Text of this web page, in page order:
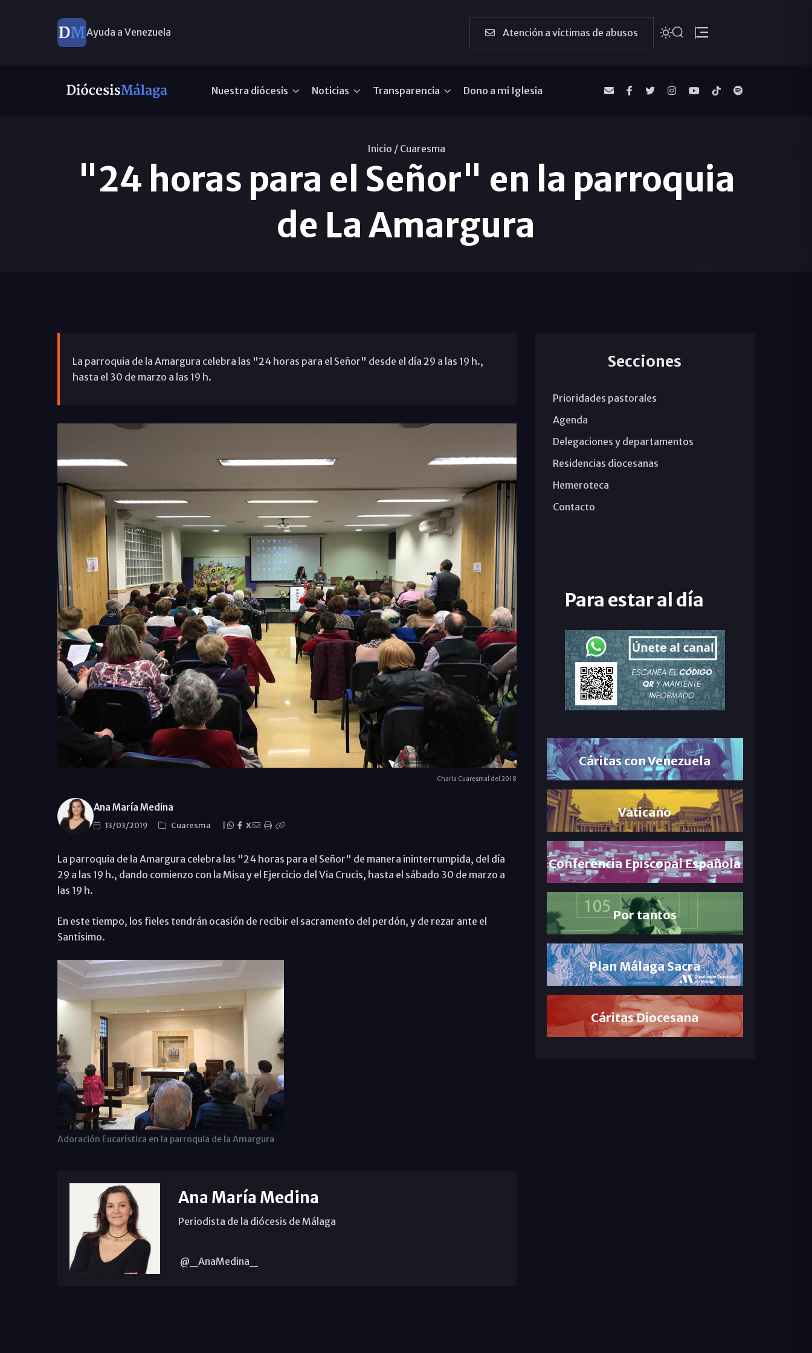
Ayuda a Venezuela Atención a víctimas de abusos
Nuestra diócesis Noticias Transparencia Dono a mi Iglesia
Inicio / Cuaresma
"24 horas para el Señor" en la parroquia
de La Amargura
La parroquia de la Amargura celebra las "24 horas para el Señor" desde el día 29 a las 19 h.,
hasta el 30 de marzo a las 19 h.
Charla Cuaresmal del 2018
Ana María Medina
13/03/2019 Cuaresma X
La parroquia de la Amargura celebra las "24 horas para el Señor" de manera ininterrumpida, del día
29 a las 19 h., dando comienzo con la Misa y el Ejercicio del Via Crucis, hasta el sábado 30 de marzo a
las 19 h.
En este tiempo, los fieles tendrán ocasión de recibir el sacramento del perdón, y de rezar ante el
Santísimo.
Adoración Eucarística en la parroquia de la Amargura
Ana María Medina
Periodista de la diócesis de Málaga
@_AnaMedina_
Secciones
Prioridades pastorales
Agenda
Delegaciones y departamentos
Residencias diocesanas
Hemeroteca
Contacto
Para estar al día
Cáritas con Venezuela
Vaticano
Conferencia Episcopal Española
Por tantos
Plan Málaga Sacra
Cáritas Diocesana